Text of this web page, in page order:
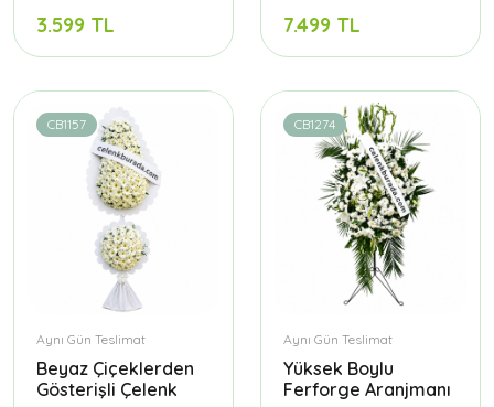
3.599 TL 7.499 TL
CB1157
Aynı Gün Teslimat
Beyaz Çiçeklerden
Gösterişli Çelenk
CB1274
Aynı Gün Teslimat
Yüksek Boylu
Ferforge Aranjmanı